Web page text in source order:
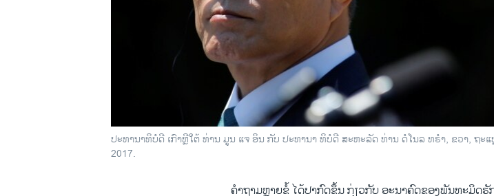
ປະທານາທິບໍດີ ເກົາຫຼີໃຕ້ ທ່ານ ມູນ ແຈ ອິນ ກັບ ປະທານາ ທິບໍດີ ສະຫະລັດ ທ່ານ ດໍໂນລ ທຣຳ, ຂວາ, ຖ
2017.
ຄຳຖາມຫຼາຍຂໍ້ ໄດ້ປາກົດຂຶ້ນ ກ່ຽວກັບ ອະນາຄົດຂອງພັນທະມິດ